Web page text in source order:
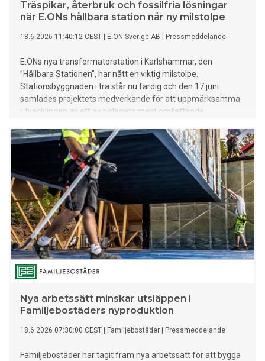
Träspikar, återbruk och fossilfria lösningar
när E.ONs hållbara station når ny milstolpe
18.6.2026 11:40:12 CEST E.ON Sverige AB Pressmeddelande
E.ONs nya transformatorstation i Karlshammar, den
”Hållbara Stationen”, har nått en viktig milstolpe.
Stationsbyggnaden i trä står nu färdig och den 17 juni
samlades projektets medverkande för att uppmärksamma
utvecklingen av ett av bolagets mest omfattande
Sammantaget beräknas klimatpåverkan från stationen
minska med upp till 121 ton koldioxidekvivalenter jämfört
med ett konventionellt stationsbygge.
Nya arbetssätt minskar utsläppen i
Familjebostäders nyproduktion
18.6.2026 07:30:00 CEST Familjebostäder Pressmeddelande
Familjebostäder har tagit fram nya arbetssätt för att bygga